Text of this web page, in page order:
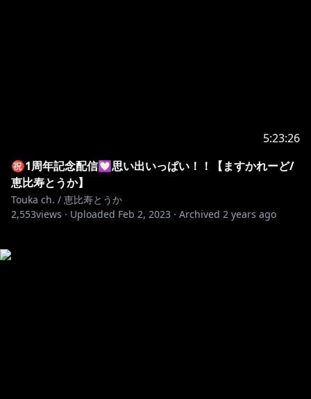
5:23:26
㊗1周年記念配信💟思い出いっぱい！！【ますかれーど/
恵比寿とうか】
Touka ch. / 恵比寿とうか
2,553views · Uploaded Feb 2, 2023 · Archived 2 years ago